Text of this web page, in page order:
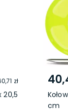
zł
20,5
cm